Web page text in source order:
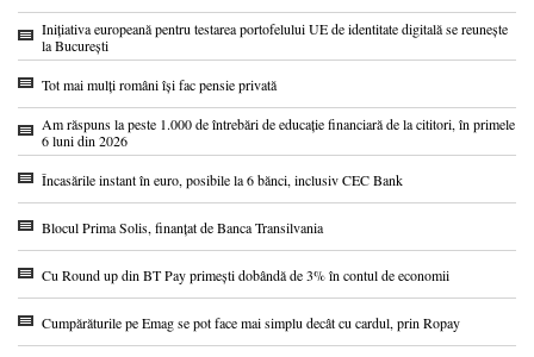
Inițiativa europeană pentru testarea portofelului UE de identitate digitală se reunește
la București
Tot mai mulți români își fac pensie privată
Am răspuns la peste 1.000 de întrebări de educație financiară de la cititori, în primele
6 luni din 2026
Încasările instant în euro, posibile la 6 bănci, inclusiv CEC Bank
Blocul Prima Solis, finanțat de Banca Transilvania
Cu Round up din BT Pay primești dobândă de 3% în contul de economii
Cumpărăturile pe Emag se pot face mai simplu decât cu cardul, prin Ropay